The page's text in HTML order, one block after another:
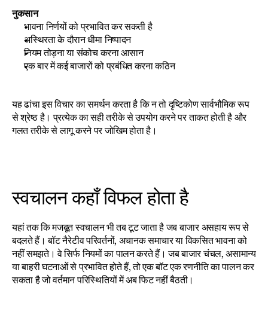
नुकसान
भावना निर्णयों को प्रभावित कर सकती है
अस्थिरता के दौरान धीमा निष्पादन
नियम तोड़ना या संकोच करना आसान
एक बार में कई बाजारों को प्रबंधित करना कठिन
यह ढांचा इस विचार का समर्थन करता है कि न तो दृष्टिकोण सार्वभौमिक रूप
से श्रेष्ठ है। प्रत्येक का सही तरीके से उपयोग करने पर ताकत होती है और
गलत तरीके से लागू करने पर जोखिम होता है।
स्वचालन कहाँ विफल होता है
यहां तक कि मजबूत स्वचालन भी तब टूट जाता है जब बाजार असहाय रूप से
बदलते हैं। बॉट नैरेटीव परिवर्तनों, अचानक समाचार या विकसित भावना को
नहीं समझते। वे सिर्फ नियमों का पालन करते हैं। जब बाजार चंचल, असामान्य
या बाहरी घटनाओं से प्रभावित होते हैं, तो एक बॉट एक रणनीति का पालन कर
सकता है जो वर्तमान परिस्थितियों में अब फिट नहीं बैठती।